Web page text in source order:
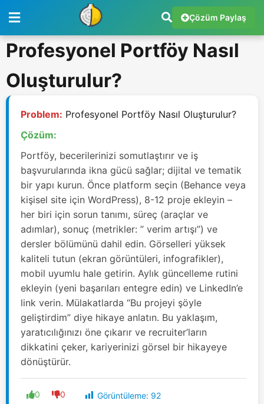
Çözüm Paylaş
Profesyonel Portföy Nasıl
Oluşturulur?
Problem: Profesyonel Portföy Nasıl Oluşturulur?
Çözüm:
Portföy, becerilerinizi somutlaştırır ve iş
başvurularında ikna gücü sağlar; dijital ve tematik
bir yapı kurun. Önce platform seçin (Behance veya
kişisel site için WordPress), 8-12 proje ekleyin –
her biri için sorun tanımı, süreç (araçlar ve
adımlar), sonuç (metrikler: ” verim artışı”) ve
dersler bölümünü dahil edin. Görselleri yüksek
kaliteli tutun (ekran görüntüleri, infografikler),
mobil uyumlu hale getirin. Aylık güncelleme rutini
ekleyin (yeni başarıları entegre edin) ve LinkedIn’e
link verin. Mülakatlarda “Bu projeyi şöyle
geliştirdim” diye hikaye anlatın. Bu yaklaşım,
yaratıcılığınızı öne çıkarır ve recruiter’ların
dikkatini çeker, kariyerinizi görsel bir hikayeye
dönüştürür.
0 0 Görüntüleme: 92